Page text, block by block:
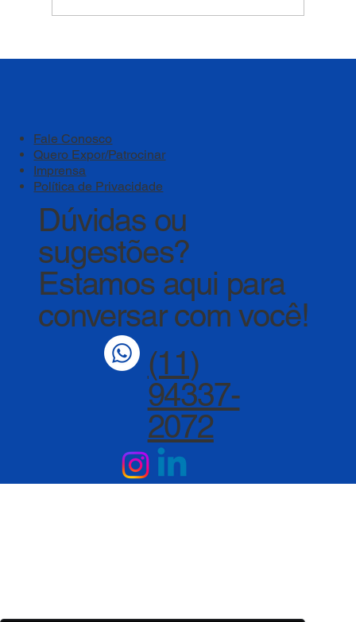
Fale Conosco
Quero Expor/Patrocinar
Imprensa
Política de Privacidade
Dúvidas ou
sugestões?
Estamos aqui para
conversar com você!
(11)
94337-
2072